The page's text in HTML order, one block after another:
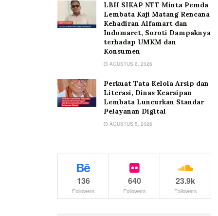
LBH SIKAP NTT Minta Pemda
Lembata Kaji Matang Rencana
Kehadiran Alfamart dan
Indomaret, Soroti Dampaknya
terhadap UMKM dan
Konsumen
AGUSTUS 6, 2026
Perkuat Tata Kelola Arsip dan
Literasi, Dinas Kearsipan
Lembata Luncurkan Standar
Pelayanan Digital
AGUSTUS 5, 2026
136
Followers
640
Followers
23.9k
Followers